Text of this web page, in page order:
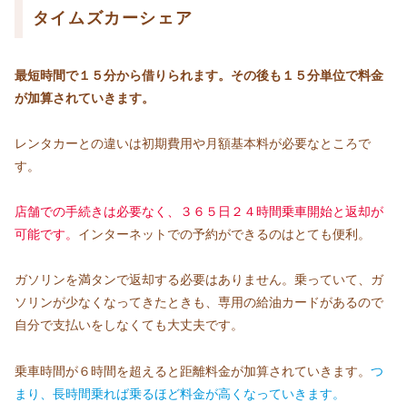
タイムズカーシェア
最短時間で１５分から借りられます。その後も１５分単位で料金
が加算されていきます。
レンタカーとの違いは初期費用や月額基本料が必要なところで
す。
店舗での手続きは必要なく、３６５日２４時間乗車開始と返却が
可能です。 インターネットでの予約ができるのはとても便利。
ガソリンを満タンで返却する必要はありません。乗っていて、ガ
ソリンが少なくなってきたときも、専用の給油カードがあるので
自分で支払いをしなくても大丈夫です。
乗車時間が６時間を超えると距離料金が加算されていきます。 つ
まり、長時間乗れば乗るほど料金が高くなっていきます。